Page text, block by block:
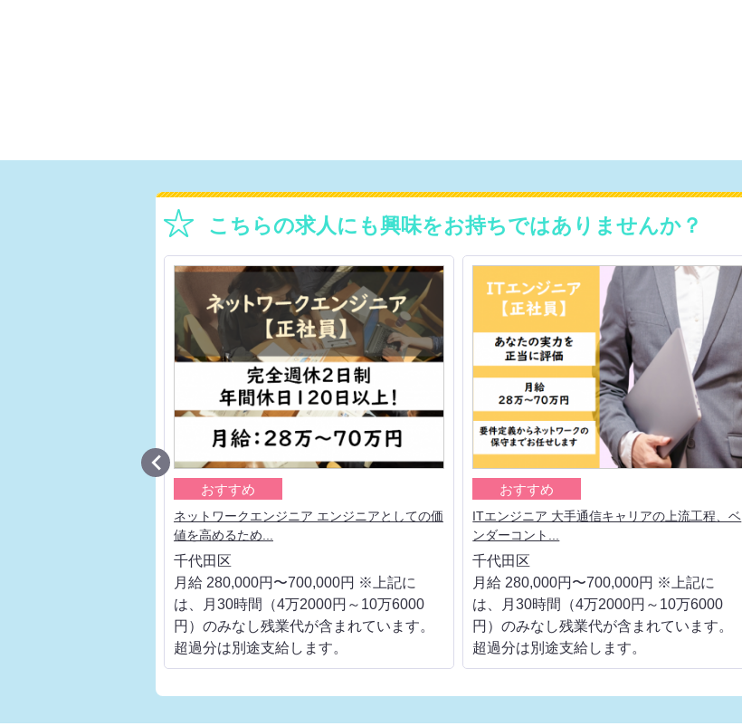
こちらの求人にも興味をお持ちではありませんか？
おすすめ
ネットワークエンジニア エンジニアとしての価
値を高めるため...
千代田区
月給 280,000円〜700,000円 ※上記に
は、月30時間（4万2000円～10万6000
円）のみなし残業代が含まれています。
超過分は別途支給します。
おすすめ
ITエンジニア 大手通信キャリアの上流工程、ベ
ンダーコント...
千代田区
月給 280,000円〜700,000円 ※上記に
は、月30時間（4万2000円～10万6000
円）のみなし残業代が含まれています。
超過分は別途支給します。
